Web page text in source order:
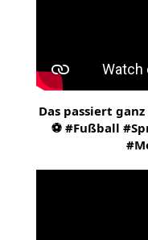
Das passiert
⚽ #Fußball